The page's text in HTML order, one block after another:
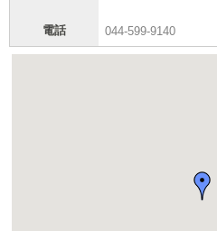
電話 044-599-9140